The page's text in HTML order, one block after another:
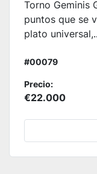
Torno Geminis
puntos que se
plato
#00079
Precio:
€22.000